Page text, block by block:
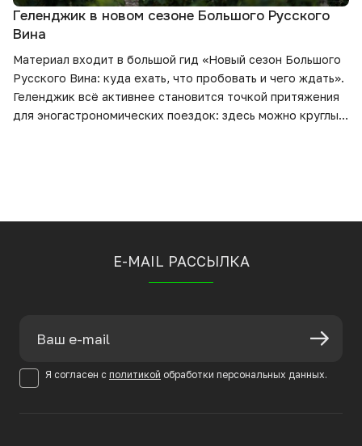
Геленджик в новом сезоне Большого Русского
Вина
Материал входит в большой гид «Новый сезон Большого
Русского Вина: куда ехать, что пробовать и чего ждать».
Геленджик всё активнее становится точкой притяжения
для эногастрономических поездок: здесь можно круглый
E-MAIL РАССЫЛКА
Я согласен с политикой обработки персональных данных.